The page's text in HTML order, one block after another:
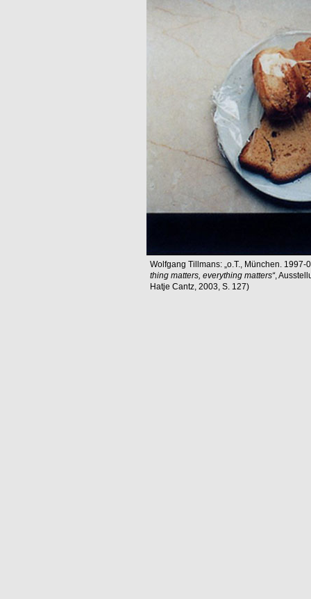
Wolfgang Tillmans: „o.T., München.
thing matters, everything matters“,
Hatje Cantz, 2003, S. 127)